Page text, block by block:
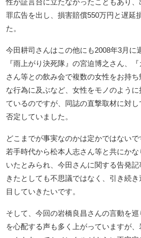
性が証言台に立たなかったこともあり
罪広告を出し、損害賠償550万円と遅延
た。
今田耕司さんはこの他にも2008年3月に
『雨上がり決死隊』の宮迫博之さん、
さん等との飲み会で複数の女性をお持
な行為に及ぶなど、女性をモノのよう
ているのですが、同誌の直撃取材に対
否定していました。
どこまでが事実なのかは定かではない
若手時代から松本人志さん等と共にか
いたとみられ、今田さんに関する告発
きたとしても不思議ではなく、引き続
目していきたいです。
そして、今回の岩橋良昌さんの言動を
を心配する声も多く上がっていますが